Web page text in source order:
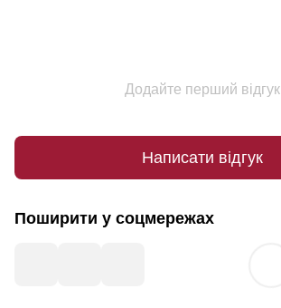
Додайте перший відгук
Написати відгук
Поширити у соцмережах